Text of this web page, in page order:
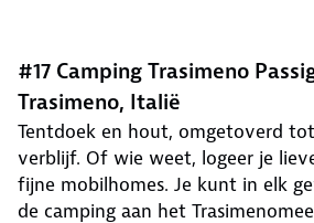
#17 Camping Trasimeno
Trasimeno, Italië
Tentdoek en hout, omgetoverd
verblijf. Of wie weet, logeer je
fijne mobilhomes. Je kunt in elk
de camping aan het